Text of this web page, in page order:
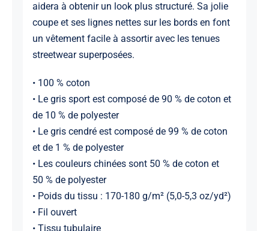
aidera à obtenir un look plus structuré. Sa jolie
coupe et ses lignes nettes sur les bords en font
un vêtement facile à assortir avec les tenues
streetwear superposées.
• 100 % coton
• Le gris sport est composé de 90 % de coton et
de 10 % de polyester
• Le gris cendré est composé de 99 % de coton
et de 1 % de polyester
• Les couleurs chinées sont 50 % de coton et
50 % de polyester
• Poids du tissu : 170-180 g/m² (5,0-5,3 oz/yd²)
• Fil ouvert
• Tissu tubulaire